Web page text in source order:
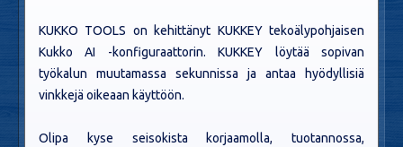
KUKKO TOOLS on kehittänyt KUKKEY tekoälypohjaisen
Kukko AI -konfiguraattorin. KUKKEY löytää sopivan
työkalun muutamassa sekunnissa ja antaa hyödyllisiä
vinkkejä oikeaan käyttöön.
Olipa kyse seisokista korjaamolla, tuotannossa,